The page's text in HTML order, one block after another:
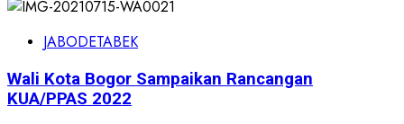
JABODETABEK
Wali Kota Bogor Sampaikan Rancangan
KUA/PPAS 2022